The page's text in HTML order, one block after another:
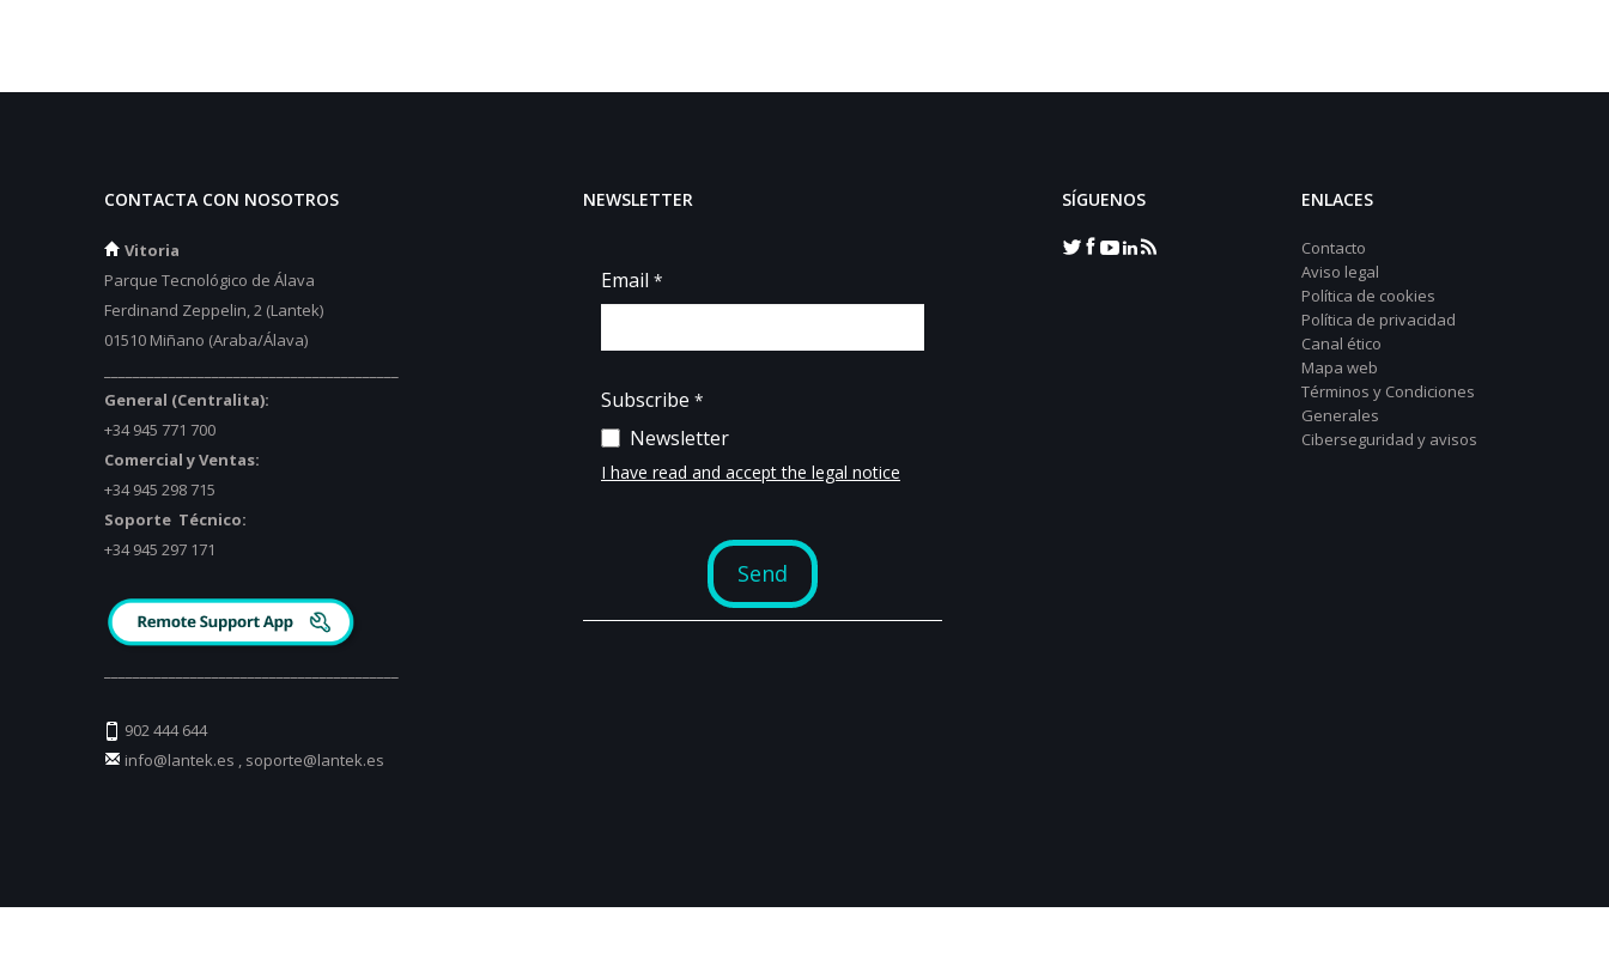
CONTACTA CON NOSOTROS
Vitoria
Parque Tecnológico de Álava
Ferdinand Zeppelin, 2 (Lantek)
01510 Miñano (Araba/Álava)
General (Centralita):
+34 945 771 700
Comercial y Ventas:
+34 945 298 715
Soporte Técnico:
+34 945 297 171
902 444 644
info@lantek.es , soporte@lantek.es
NEWSLETTER SÍGUENOS ENLACES
Contacto
Aviso legal
Política de cookies
Política de privacidad
Canal ético
Mapa web
Términos y Condiciones
Generales
Ciberseguridad y avisos